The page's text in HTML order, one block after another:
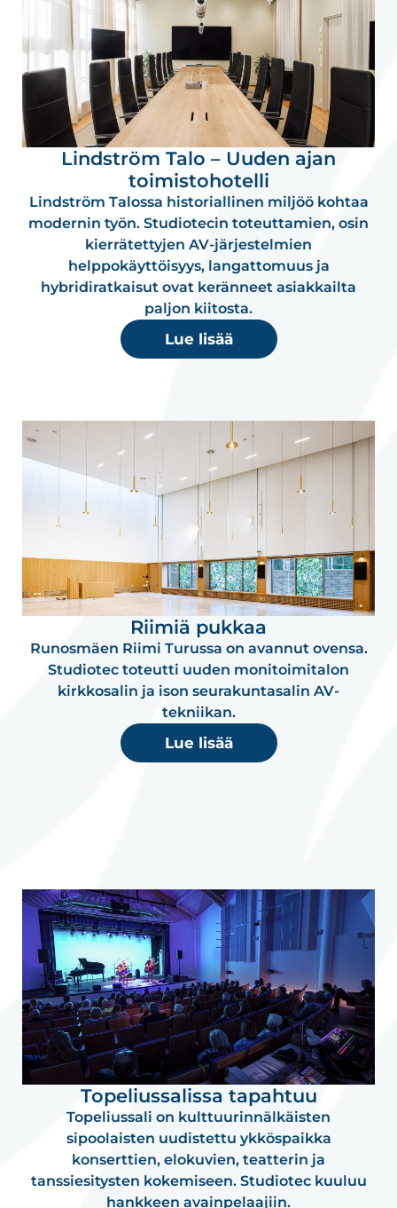
Lindström Talo – Uuden ajan
toimistohotelli
Lindström Talossa historiallinen miljöö kohtaa
modernin työn. Studiotecin toteuttamien, osin
kierrätettyjen AV-järjestelmien
helppokäyttöisyys, langattomuus ja
hybridiratkaisut ovat keränneet asiakkailta
paljon kiitosta.
Lue lisää
Riimiä pukkaa
Runosmäen Riimi Turussa on avannut ovensa.
Studiotec toteutti uuden monitoimitalon
kirkkosalin ja ison seurakuntasalin AV-
tekniikan.
Lue lisää
Topeliussalissa tapahtuu
Topeliussali on kulttuurinnälkäisten
sipoolaisten uudistettu ykköspaikka
konserttien, elokuvien, teatterin ja
tanssiesitysten kokemiseen. Studiotec kuuluu
hankkeen avainpelaajiin.